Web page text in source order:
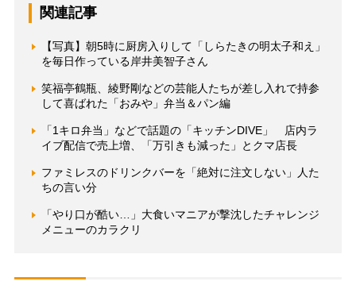
関連記事
【写真】朝5時に厨房入りして「しらたきの明太子和え」
を毎日作っている岸井美智子さん
笑福亭鶴瓶、綾野剛などの芸能人たちが差し入れで持参
して喜ばれた「おみや」弁当＆パン編
「1キロ弁当」などで話題の「キッチンDIVE」 店内ラ
イブ配信で売上増、「万引きも減った」とクマ店長
ファミレスのドリンクバーを「絶対に注文しない」人た
ちの言い分
「やり口が酷い…」大食いマニアが撃沈したチャレンジ
メニューのカラクリ